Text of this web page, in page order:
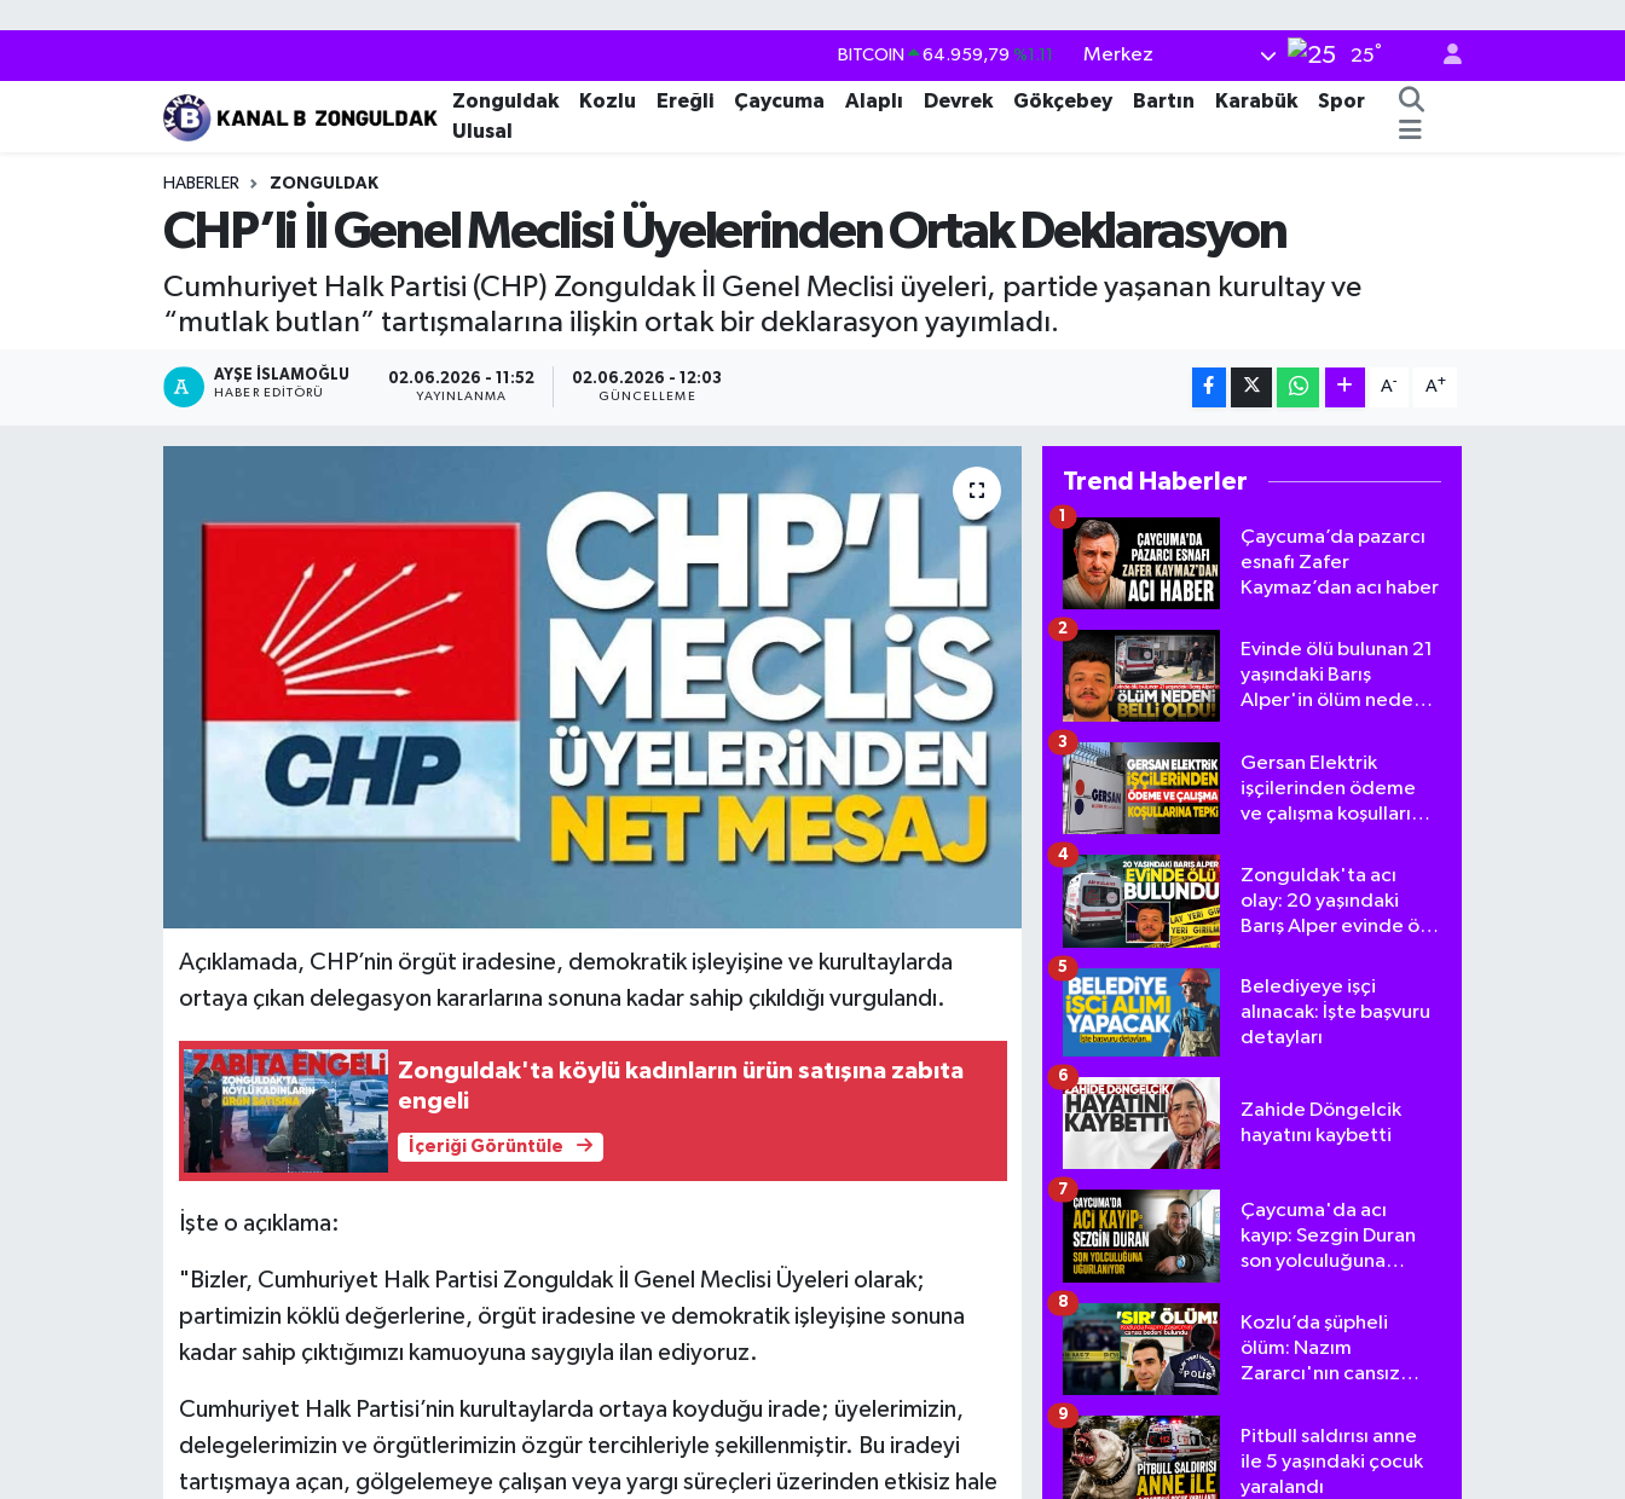
DOLAR 47,7436 %0.18
EURO 55,2510 %0.32
BİST100 13.779 %-14
BITCOIN 64.959,79 %1.11
Merkez 25°
Zonguldak Kozlu Ereğli Çaycuma Alaplı Devrek Gökçebey Bartın Karabük
Spor
Ulusal
HABERLER ZONGULDAK
CHP’li İl Genel Meclisi Üyelerinden Ortak Deklarasyon
Cumhuriyet Halk Partisi (CHP) Zonguldak İl Genel Meclisi üyeleri, partide yaşanan kurultay ve
“mutlak butlan” tartışmalarına ilişkin ortak bir deklarasyon yayımladı.
AYŞE İSLAMOĞLU
HABER EDITÖRÜ
02.06.2026 - 11:52
YAYINLANMA
02.06.2026 - 12:03
GÜNCELLEME
A- A+
Açıklamada, CHP’nin örgüt iradesine, demokratik işleyişine ve kurultaylarda
ortaya çıkan delegasyon kararlarına sonuna kadar sahip çıkıldığı vurgulandı.
Zonguldak'ta köylü kadınların ürün satışına zabıta
engeli
İçeriği Görüntüle
İşte o açıklama:
"Bizler, Cumhuriyet Halk Partisi Zonguldak İl Genel Meclisi Üyeleri olarak;
partimizin köklü değerlerine, örgüt iradesine ve demokratik işleyişine sonuna
kadar sahip çıktığımızı kamuoyuna saygıyla ilan ediyoruz.
Cumhuriyet Halk Partisi’nin kurultaylarda ortaya koyduğu irade; üyelerimizin,
delegelerimizin ve örgütlerimizin özgür tercihleriyle şekillenmiştir. Bu iradeyi
tartışmaya açan, gölgelemeye çalışan veya yargı süreçleri üzerinden etkisiz hale
Trend Haberler
Çaycuma’da pazarcı
esnafı Zafer
Kaymaz’dan acı haber
1
Evinde ölü bulunan 21
yaşındaki Barış
Alper'in ölüm nedeni
2
Gersan Elektrik
işçilerinden ödeme
ve çalışma koşullarına
3
Zonguldak'ta acı
olay: 20 yaşındaki
Barış Alper evinde ölü
4
Belediyeye işçi
alınacak: İşte başvuru
detayları
5
Zahide Döngelcik
hayatını kaybetti
6
Çaycuma'da acı
kayıp: Sezgin Duran
son yolculuğuna
7
Kozlu’da şüpheli
ölüm: Nazım
Zararcı'nın cansız
8
Pitbull saldırısı anne
ile 5 yaşındaki çocuk
yaralandı
9
Zonguldak Nöbetçi Eczaneler
Zonguldak Trafik Yoğunluk Haritası
Puan Durumu ve Fikstür
Tüm Manşetler
Son Dakika Haberleri